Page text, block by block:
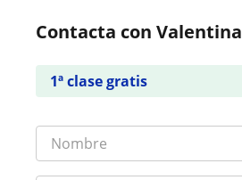
Contacta con Valentina
1ª clase gratis